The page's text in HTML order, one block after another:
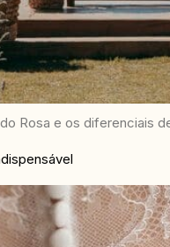
Rosa e os diferenciais